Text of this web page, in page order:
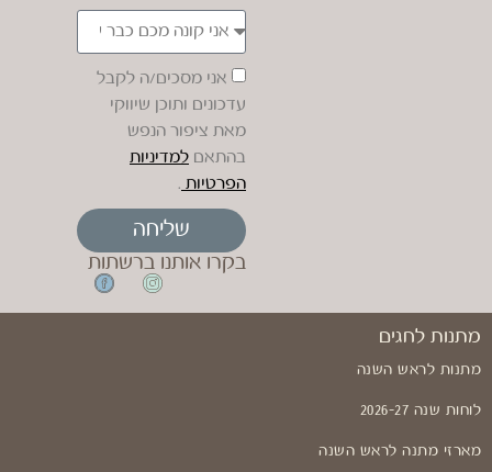
אני מסכים/ה לקבל
עדכונים ותוכן שיווקי
מאת ציפור הנפש
בהתאם למדיניות
הפרטיות .
שליחה
בקרו אותנו ברשתות
מתנות לחגים
מתנות לראש השנה
לוחות שנה 2026-27
מארזי מתנה לראש השנה